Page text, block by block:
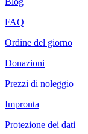
FAQ
Ordine del giorno
Donazioni
Prezzi di noleggio
Impronta
Protezione dei dati